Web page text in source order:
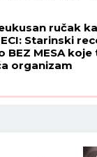
ručak
Starinski
BEZ MESA
organizam